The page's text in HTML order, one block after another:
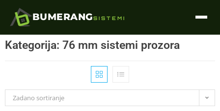
BUMERANGSISTEMI
Kategorija: 76 mm sistemi prozora
Zadano sortiranje